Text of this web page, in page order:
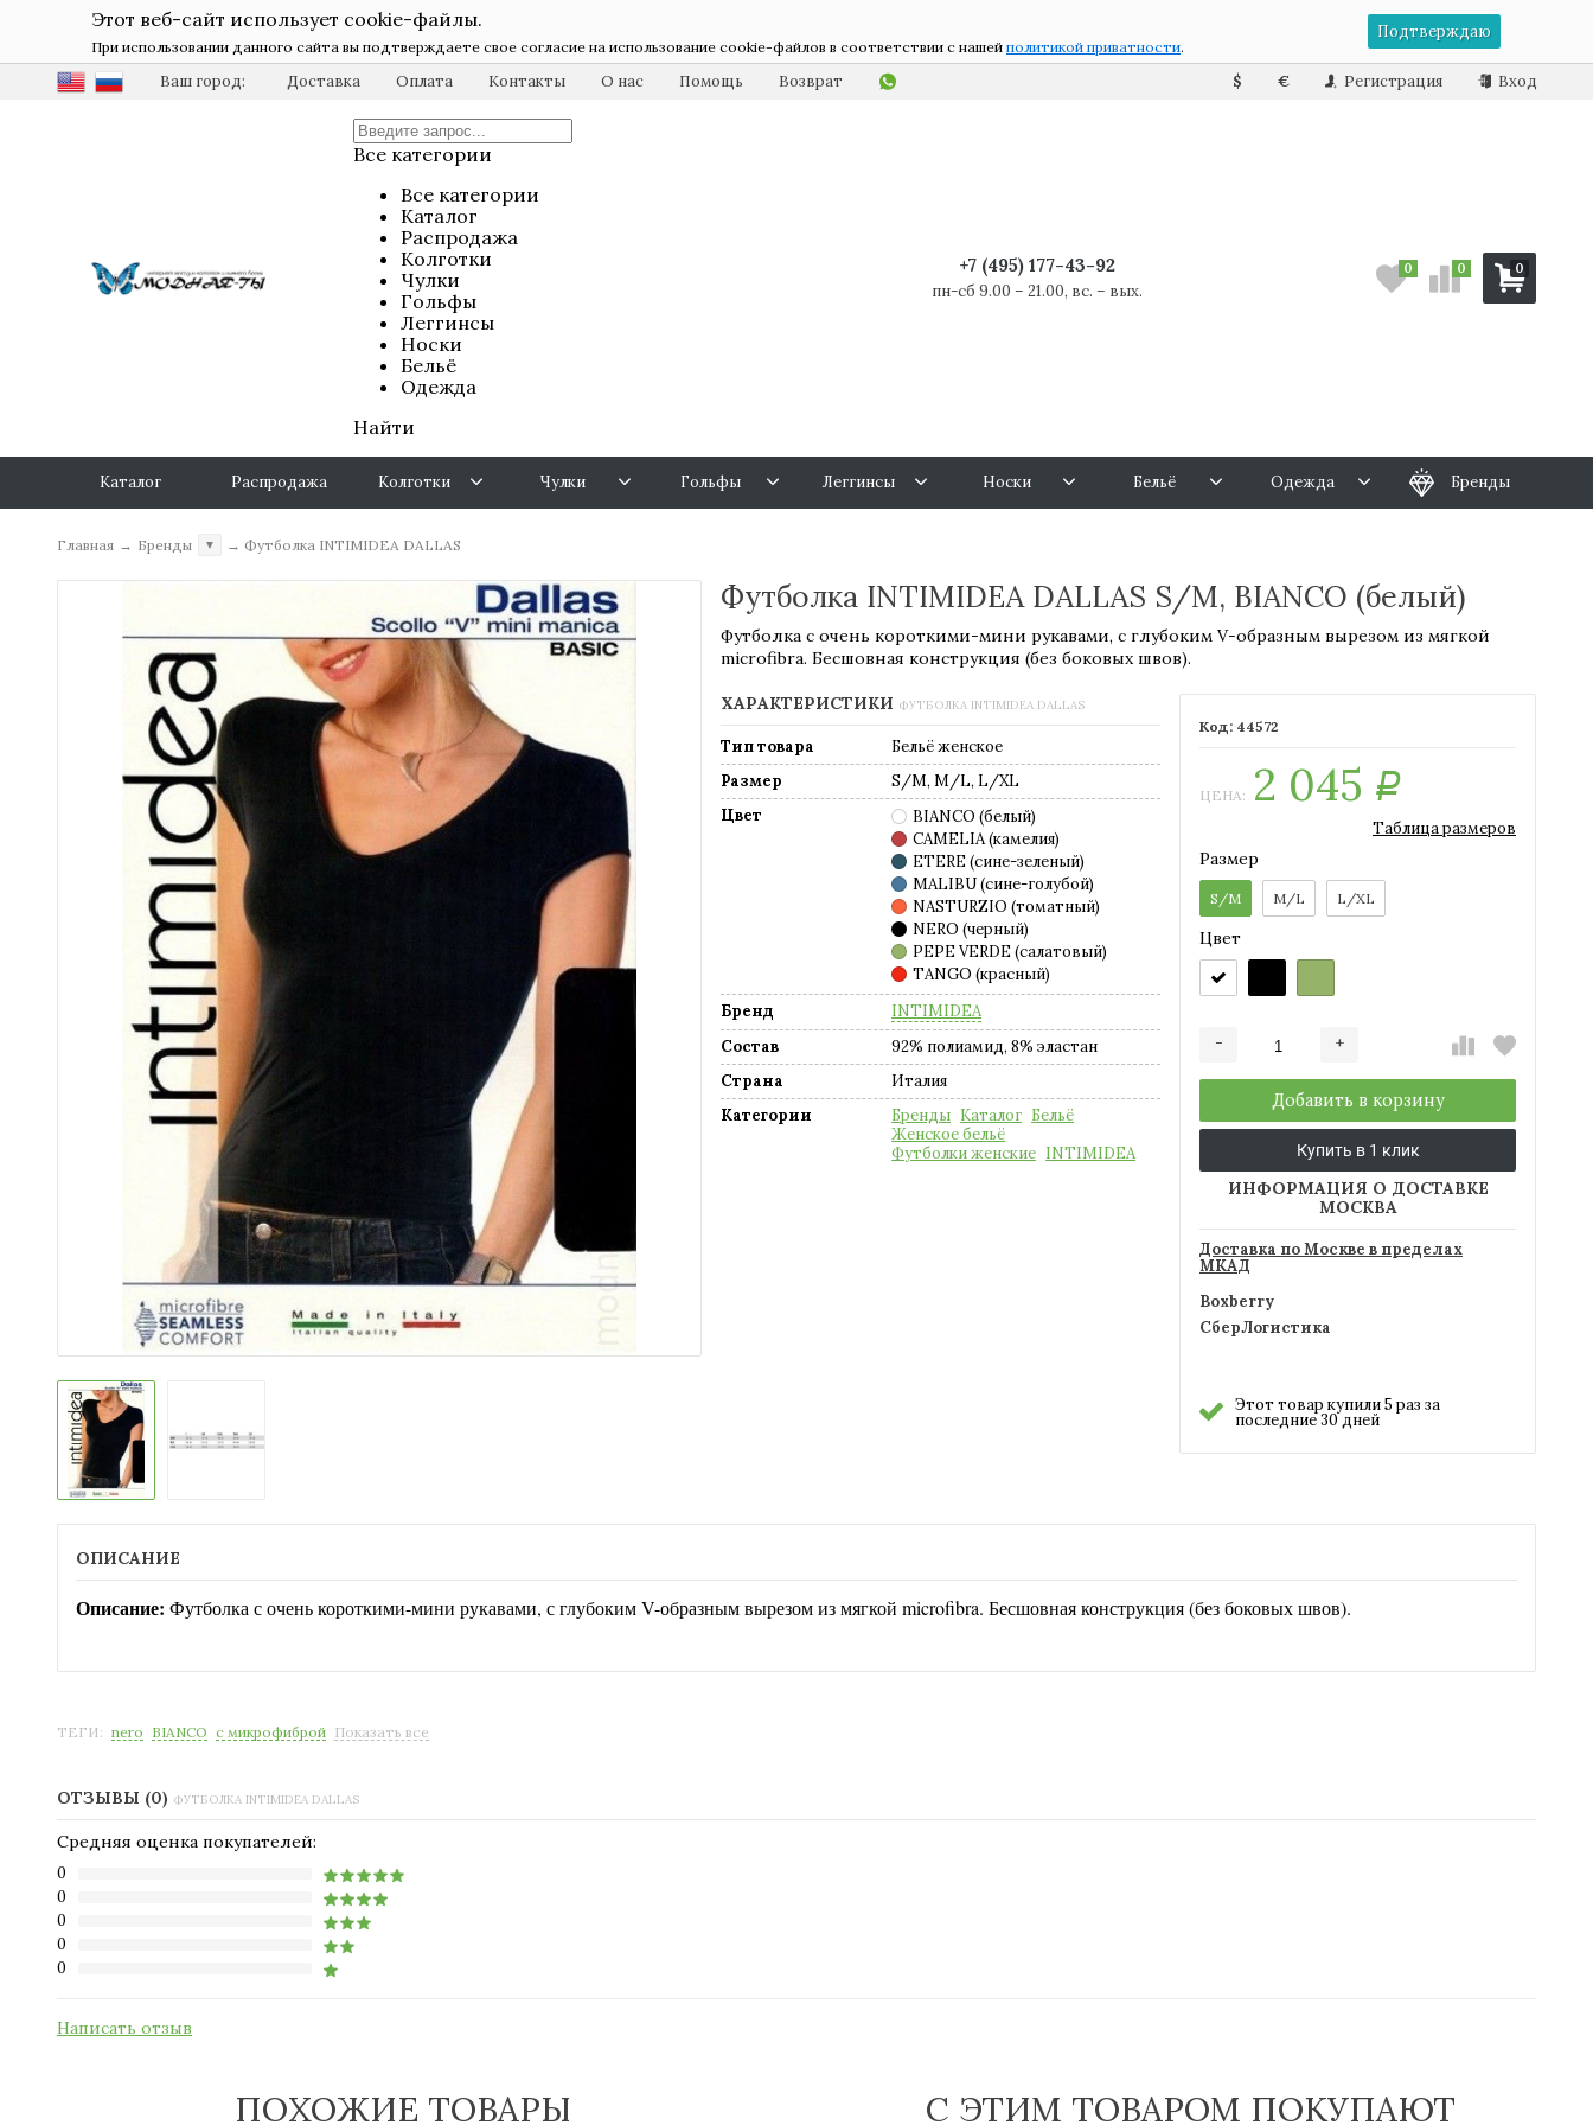
Этот веб-сайт использует cookie-файлы.
При использовании данного сайта вы подтверждаете свое согласие на использование cookie-файлов в соответствии с нашей политикой приватности.
Подтверждаю
Ваш город: Доставка Оплата Контакты О нас Помощь Возврат $ € Регистрация Вход
Все категории
Все категории
Каталог
Распродажа
Колготки
Чулки
Гольфы
Леггинсы
Носки
Бельё
Одежда
Найти
+7 (495) 177-43-92
пн-сб 9.00 – 21.00, вс. – вых.
0
0 0
Каталог Распродажа Колготки Чулки Гольфы Леггинсы Носки Бельё Одежда Бренды
Главная → Бренды ▼ → Футболка INTIMIDEA DALLAS
Футболка INTIMIDEA DALLAS S/M, BIANCO (белый)
Футболка с очень короткими-мини рукавами, с глубоким V-образным вырезом из мягкой
microfibra. Бесшовная конструкция (без боковых швов).
44572
ЦЕНА: 2 045 Р
Таблица размеров
Размер
S/M M/L L/XL
Цвет
- +
Добавить в корзину
Купить в 1 клик
ИНФОРМАЦИЯ О ДОСТАВКЕ
МОСКВА
Доставка по Москве в пределах
МКАД
Boxberry
СберЛогистика
Этот товар купили 5 раз за
последние 30 дней
ХАРАКТЕРИСТИКИ ФУТБОЛКА INTIMIDEA DALLAS
Тип товара
Бельё женское
Размер
S/M, M/L, L/XL
Цвет
BIANCO (белый)
CAMELIA (камелия)
ETERE (сине-зеленый)
MALIBU (сине-голубой)
NASTURZIO (томатный)
NERO (черный)
PEPE VERDE (салатовый)
TANGO (красный)
Бренд
INTIMIDEA
Состав
92% полиамид, 8% эластан
Страна
Италия
Категории
Бренды Каталог Бельё
Женское бельё
Футболки женские INTIMIDEA
ОПИСАНИЕ
Описание: Футболка с очень короткими-мини рукавами, с глубоким V-образным вырезом из мягкой microfibra. Бесшовная конструкция (без боковых швов).
ТЕГИ: nero BIANCO с микрофиброй Показать все
ОТЗЫВЫ (0) ФУТБОЛКА INTIMIDEA DALLAS
Средняя оценка покупателей:
0
0
0
0
0
Написать отзыв
ПОХОЖИЕ ТОВАРЫ С ЭТИМ ТОВАРОМ ПОКУПАЮТ